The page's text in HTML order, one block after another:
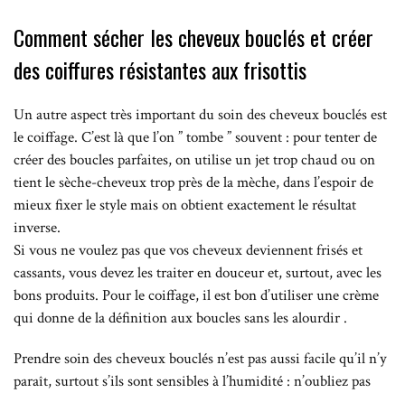
Comment sécher les cheveux bouclés et créer
des coiffures résistantes aux frisottis
Un autre aspect très important du soin des cheveux bouclés est
le coiffage. C’est là que l’on ” tombe ” souvent : pour tenter de
créer des boucles parfaites, on utilise un jet trop chaud ou on
tient le sèche-cheveux trop près de la mèche, dans l’espoir de
mieux fixer le style mais on obtient exactement le résultat
inverse.
Si vous ne voulez pas que vos cheveux deviennent frisés et
cassants, vous devez les traiter en douceur et, surtout, avec les
bons produits. Pour le coiffage, il est bon d’utiliser une crème
qui donne de la définition aux boucles sans les alourdir .
Prendre soin des cheveux bouclés n’est pas aussi facile qu’il n’y
paraît, surtout s’ils sont sensibles à l’humidité : n’oubliez pas